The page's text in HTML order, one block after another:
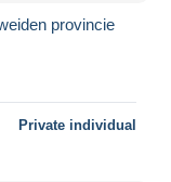
provincie
Private individual